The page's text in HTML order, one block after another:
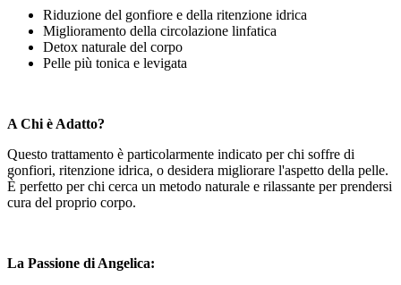
Riduzione del gonfiore e della ritenzione idrica
Miglioramento della circolazione linfatica
Detox naturale del corpo
Pelle più tonica e levigata
A Chi è Adatto?
Questo trattamento è particolarmente indicato per chi soffre di
gonfiori, ritenzione idrica, o desidera migliorare l'aspetto della pelle.
È perfetto per chi cerca un metodo naturale e rilassante per prendersi
cura del proprio corpo.
La Passione di Angelica: